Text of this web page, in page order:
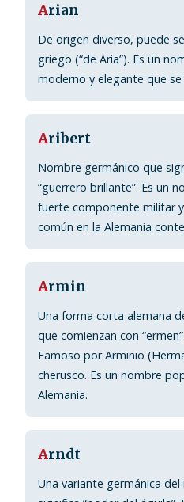
Arian
De origen diverso, puede
griego (“de Aria”). Es un
moderno y elegante que se
Aribert
Nombre germánico que
“guerrero brillante”. Es un
fuerte componente militar
común en la Alemania
Armin
Una forma corta alemana
que comienzan con
Famoso por Arminio
cherusco. Es un nombre
Alemania.
Arndt
Una variante germánica